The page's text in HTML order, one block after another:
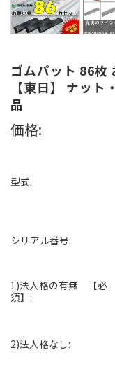
ゴムパット 86枚
【東日】 ナッ
品
価格:
型式:
シリアル番号:
1)法人格の有無 【必
須】:
2)法人格なし: